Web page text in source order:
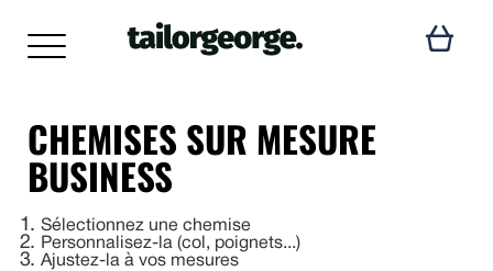
CHEMISES SUR MESURE
BUSINESS
1 Sélectionnez une chemise
2 Personnalisez-la (col, poignets...)
3 Ajustez-la à vos mesures